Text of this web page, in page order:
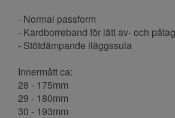
- Normal passform
- Kardborreband för lätt av- och
- Stötdämpande iläggssula
Innermått ca:
28 - 175mm
29 - 180mm
30 - 193mm